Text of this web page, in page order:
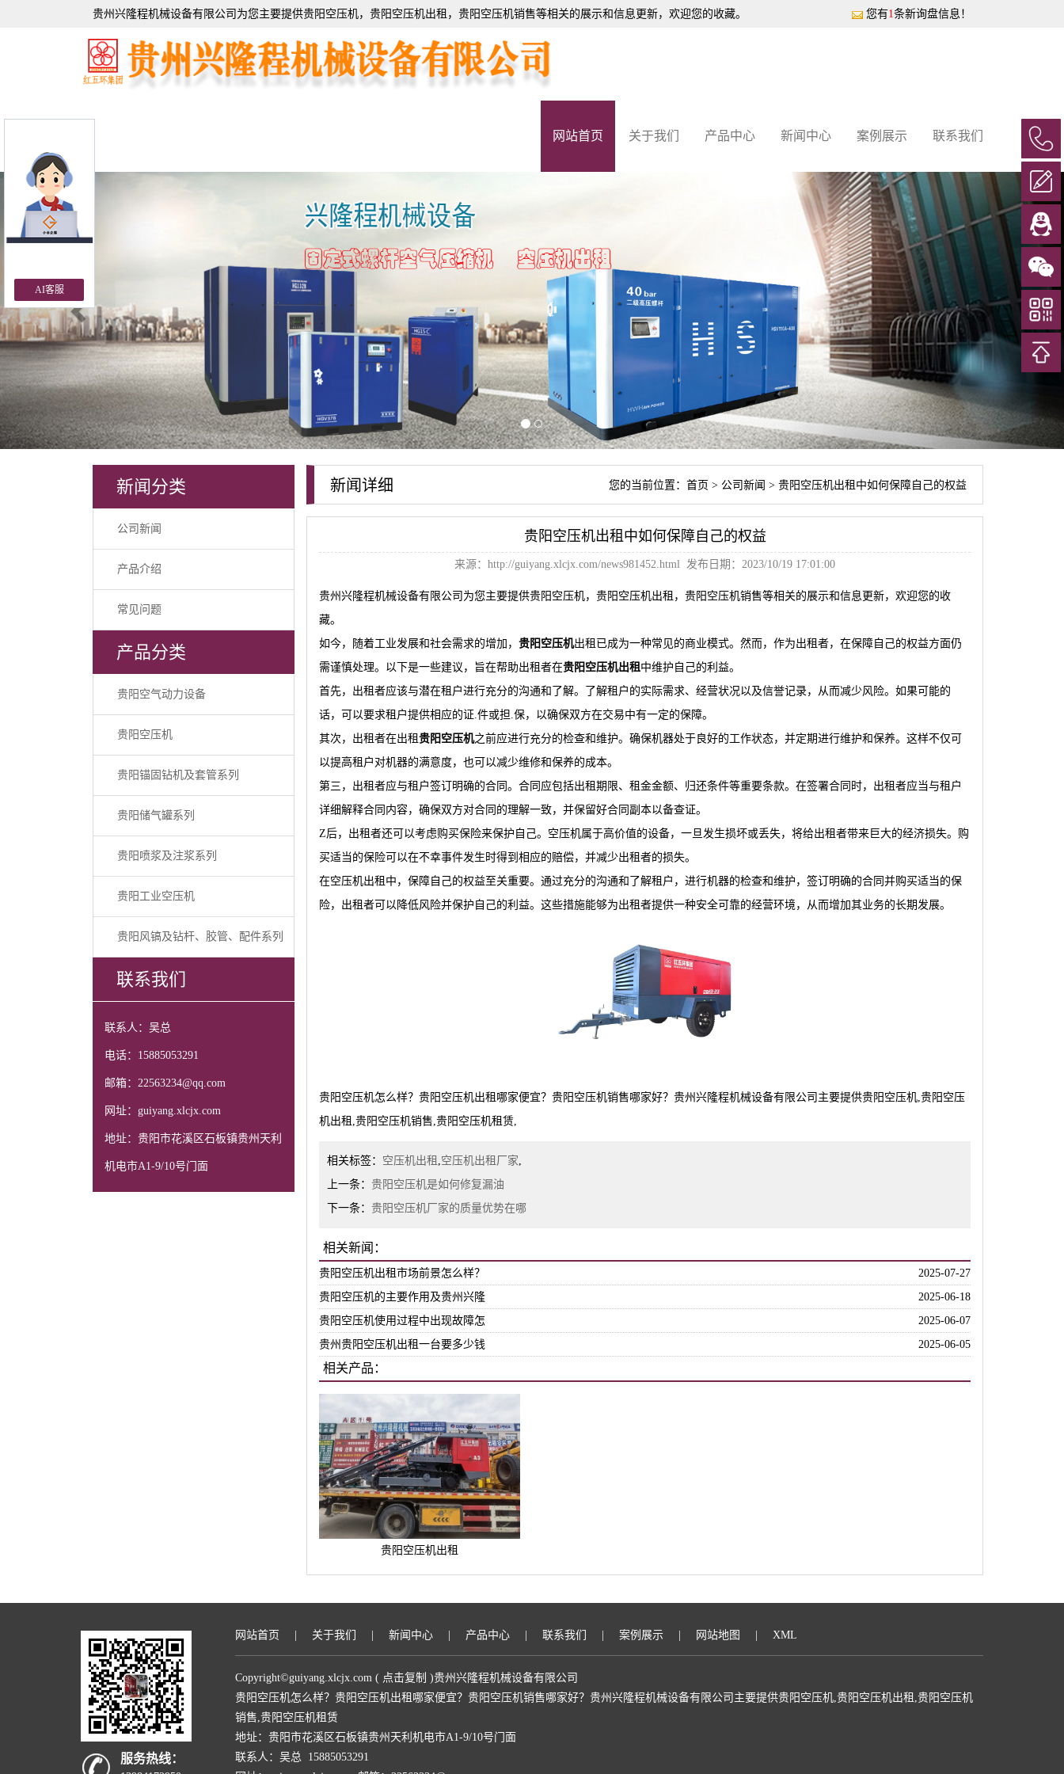
贵州兴隆程机械设备有限公司为您主要提供贵阳空压机，贵阳空压机出租，贵阳空压机销售等相关的展示和信息更新，欢迎您的收藏。 您有1条新询盘信息！
网站首页 关于我们 产品中心 新闻中心 案例展示 联系我们
Next
新闻分类
公司新闻
产品介绍
常见问题
产品分类
贵阳空气动力设备
贵阳空压机
贵阳锚固钻机及套管系列
贵阳储气罐系列
贵阳喷浆及注浆系列
贵阳工业空压机
贵阳风镐及钻杆、胶管、配件系列
联系我们
联系人：吴总
电话：15885053291
邮箱：22563234@qq.com
网址：guiyang.xlcjx.com
地址：贵阳市花溪区石板镇贵州天利
机电市A1-9/10号门面
新闻详细 您的当前位置： 首页 > 公司新闻 > 贵阳空压机出租中如何保障自己的权益
贵阳空压机出租中如何保障自己的权益
来源： http://guiyang.xlcjx.com/news981452.html 发布日期：2023/10/19 17:01:00
贵州兴隆程机械设备有限公司为您主要提供贵阳空压机，贵阳空压机出租，贵阳空压机销售等相关的展示和信息更新，欢迎您的收
藏。
如今，随着工业发展和社会需求的增加， 贵阳空压机出租已成为一种常见的商业模式。然而，作为出租者，在保障自己的权益方面仍
需谨慎处理。以下是一些建议，旨在帮助出租者在贵阳空压机出租中维护自己的利益。
首先，出租者应该与潜在租户进行充分的沟通和了解。了解租户的实际需求、经营状况以及信誉记录，从而减少风险。如果可能的
话，可以要求租户提供相应的证.件或担.保，以确保双方在交易中有一定的保障。
其次，出租者在出租 贵阳空压机之前应进行充分的检查和维护。确保机器处于良好的工作状态，并定期进行维护和保养。这样不仅可
以提高租户对机器的满意度，也可以减少维修和保养的成本。
第三，出租者应与租户签订明确的合同。合同应包括出租期限、租金金额、归还条件等重要条款。在签署合同时，出租者应当与租户
详细解释合同内容，确保双方对合同的理解一致，并保留好合同副本以备查证。
Z后，出租者还可以考虑购买保险来保护自己。空压机属于高价值的设备，一旦发生损坏或丢失，将给出租者带来巨大的经济损失。购
买适当的保险可以在不幸事件发生时得到相应的赔偿，并减少出租者的损失。
在空压机出租中，保障自己的权益至关重要。通过充分的沟通和了解租户，进行机器的检查和维护，签订明确的合同并购买适当的保
险，出租者可以降低风险并保护自己的利益。这些措施能够为出租者提供一种安全可靠的经营环境，从而增加其业务的长期发展。
贵阳空压机怎么样？贵阳空压机出租哪家便宜？贵阳空压机销售哪家好？贵州兴隆程机械设备有限公司主要提供贵阳空压机,贵阳空压
机出租,贵阳空压机销售,贵阳空压机租赁,
相关标签： 空压机出租 ,空压机出租厂家,
上一条： 贵阳空压机是如何修复漏油
下一条： 贵阳空压机厂家的质量优势在哪
相关新闻：
贵阳空压机出租市场前景怎么样？
2025-07-27
贵阳空压机的主要作用及贵州兴隆
2025-06-18
贵阳空压机使用过程中出现故障怎
2025-06-07
贵州贵阳空压机出租一台要多少钱
2025-06-05
相关产品：
贵阳空压机出租
服务热线：
网站首页 关于我们 新闻中心 产品中心 联系我们 案例展示 网站地图 XML
Copyright©guiyang.xlcjx.com ( 点击复制 )贵州兴隆程机械设备有限公司
贵阳空压机怎么样？贵阳空压机出租哪家便宜？贵阳空压机销售哪家好？贵州兴隆程机械设备有限公司主要提供贵阳空压机,贵阳空压机出租,贵阳空压机
销售,贵阳空压机租赁
地址：贵阳市花溪区石板镇贵州天利机电市A1-9/10号门面
联系人：吴总 15885053291
AI客服